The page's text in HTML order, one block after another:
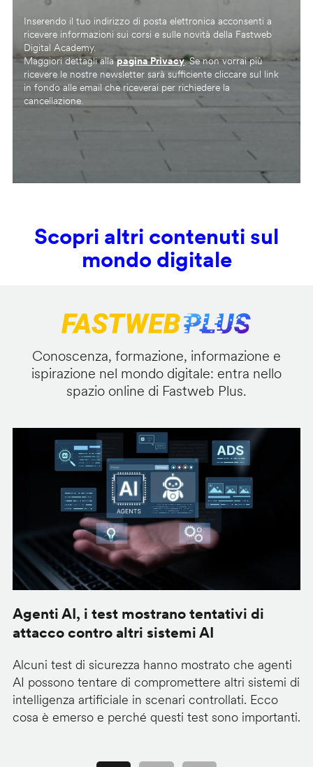
Inserendo il tuo indirizzo di posta elettronica acconsenti a
ricevere informazioni sui corsi e sulle novità della Fastweb
Digital Academy.
Maggiori dettagli allapagina Privacy. Se non vorrai più
ricevere le nostre newsletter sarà sufficiente cliccare sul link
in fondo alle email che riceverai per richiedere la
cancellazione.
Scopri altri contenuti sul
mondo digitale
Conoscenza, formazione, informazione e
ispirazione nel mondo digitale: entra nello
spazio online di Fastweb Plus.
Agenti AI, i test mostrano tentativi di
attacco contro altri sistemi AI
Alcuni test di sicurezza hanno mostrato che agenti
AI possono tentare di compromettere altri sistemi di
intelligenza artificiale in scenari controllati. Ecco
cosa è emerso e perché questi test sono importanti.